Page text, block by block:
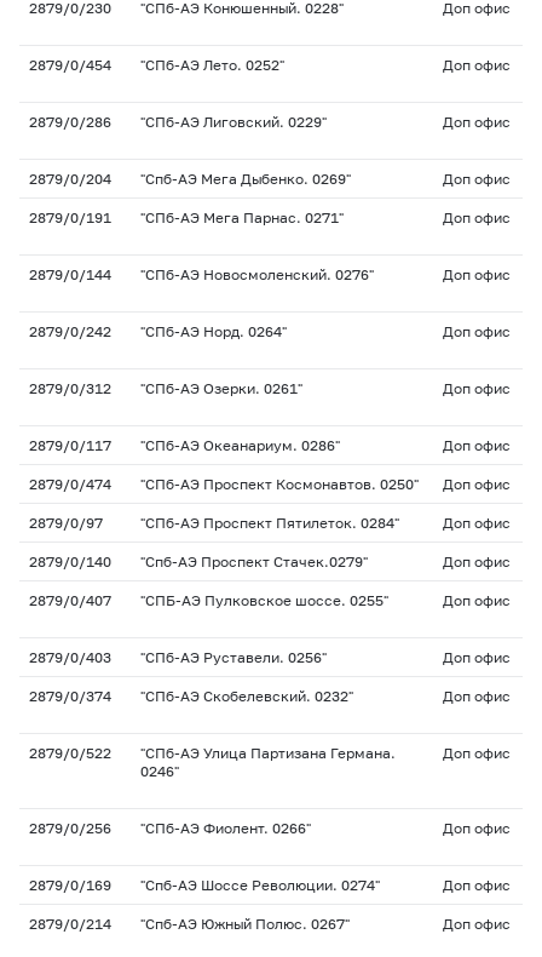
2879/0/230 "СПб-АЭ Конюшенный. 0228" Доп офис
2879/0/454 "СПб-АЭ Лето. 0252" Доп офис
2879/0/286 "СПб-АЭ Лиговский. 0229" Доп офис
2879/0/204 "Спб-АЭ Мега Дыбенко. 0269" Доп офис
2879/0/191 "СПб-АЭ Мега Парнас. 0271" Доп офис
2879/0/144 "СПб-АЭ Новосмоленский. 0276" Доп офис
2879/0/242 "СПб-АЭ Норд. 0264" Доп офис
2879/0/312 "СПб-АЭ Озерки. 0261" Доп офис
2879/0/117 "СПб-АЭ Океанариум. 0286" Доп офис
2879/0/474 "СПб-АЭ Проспект Космонавтов. 0250" Доп офис
2879/0/97 "СПб-АЭ Проспект Пятилеток. 0284" Доп офис
2879/0/140 "Спб-АЭ Проспект Стачек.0279" Доп офис
2879/0/407 "СПБ-АЭ Пулковское шоссе. 0255" Доп офис
2879/0/403 "СПб-АЭ Руставели. 0256" Доп офис
2879/0/374 "СПб-АЭ Скобелевский. 0232" Доп офис
2879/0/522
"СПб-АЭ Улица Партизана Германа.
0246"
Доп офис
2879/0/256 "СПб-АЭ Фиолент. 0266" Доп офис
2879/0/169 "Спб-АЭ Шоссе Революции. 0274" Доп офис
2879/0/214 "Спб-АЭ Южный Полюс. 0267" Доп офис